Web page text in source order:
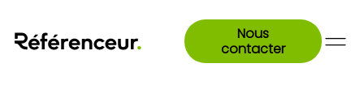
Nous
contacter